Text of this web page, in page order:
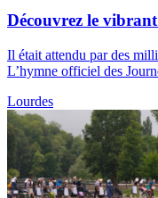
Découvrez le
Il était attendu par des
L’hymne officiel des
Lourdes